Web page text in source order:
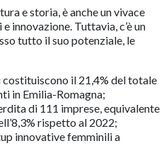
e storia, è anche un vivace
Tuttavia, c’è un
tutto il suo potenziale, le
il 21,4% del totale
in Emilia-Romagna;
di 111 imprese, equivalente
rispetto al 2022;
innovative femminili a